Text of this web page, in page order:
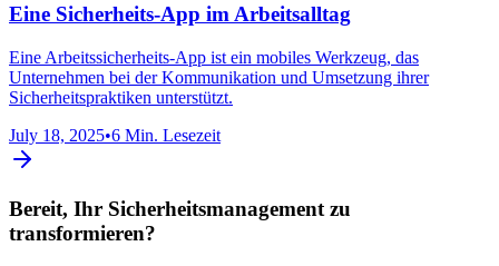
Eine Sicherheits-App im Arbeitsalltag
Eine Arbeitssicherheits-App ist ein mobiles Werkzeug, das
Unternehmen bei der Kommunikation und Umsetzung ihrer
Sicherheitspraktiken unterstützt.
July 18, 2025•6 Min. Lesezeit
Bereit, Ihr Sicherheitsmanagement zu
transformieren?